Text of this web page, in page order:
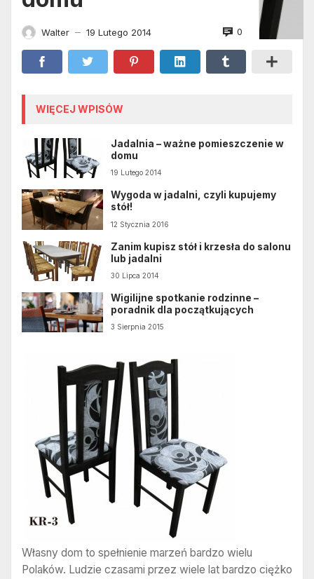
Walter — 19 Lutego 2014 0
WIĘCEJ WPISÓW
Jadalnia – ważne pomieszczenie w
domu
19 Lutego 2014
Wygoda w jadalni, czyli kupujemy
stół!
12 Stycznia 2016
Zanim kupisz stół i krzesła do salonu
lub jadalni
30 Lipca 2014
Wigilijne spotkanie rodzinne –
poradnik dla początkujących
3 Sierpnia 2015
Własny dom to spełnienie marzeń bardzo wielu
Polaków. Ludzie czasami przez wiele lat bardzo ciężko